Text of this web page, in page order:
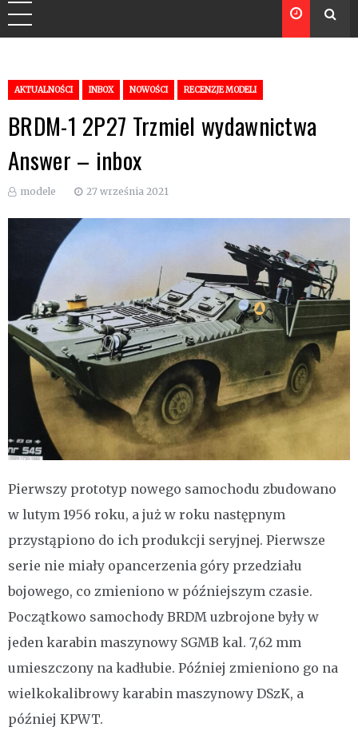
AKTUALNOŚCI INBOX NOWOŚCI RECENZJE MODELI
BRDM-1 2P27 Trzmiel wydawnictwa
Answer – inbox
modele 27 września 2021
Pierwszy prototyp nowego samochodu zbudowano
w lutym 1956 roku, a już w roku następnym
przystąpiono do ich produkcji seryjnej. Pierwsze
serie nie miały opancerzenia góry przedziału
bojowego, co zmieniono w późniejszym czasie.
Początkowo samochody BRDM uzbrojone były w
jeden karabin maszynowy SGMB kal. 7,62 mm
umieszczony na kadłubie. Później zmieniono go na
wielkokalibrowy karabin maszynowy DSzK, a
później KPWT.